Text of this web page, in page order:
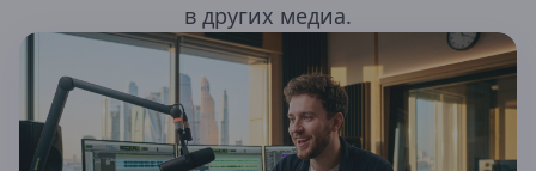
в других медиа.
Белорецк
Давлеканово
Дюртюли
Ишимбай
Кумертау